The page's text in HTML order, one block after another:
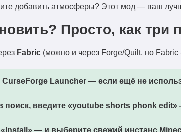
добавить атмосферы? Этот мод — ваш
Просто, как три
Fabric (можно и через Forge/Quilt, но
CurseForge Launcher — если ещё не
поиск, введите «youtube shorts phonk edit»
«Install» — и выберите свежий инстанс